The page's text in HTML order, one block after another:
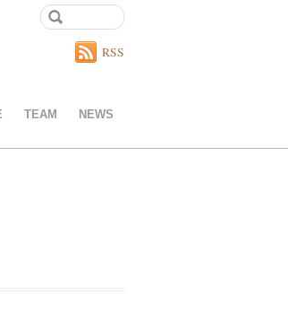
TEAM NEWS
RSS